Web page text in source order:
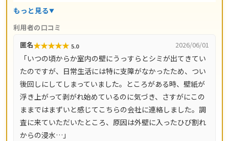
社職人による直接施工のため中間マージンがかかりませ
葺き替え9,800円〜/㎡など工事別の料金目安を公開し、施
工後は10年間の工事保証付き。ドローン調査を含む現地調
査・お見積り・出張費は無料です。全国14都道府県対応
で、LINE・メールは24時間受付、最短即日で駆けつけま
す。
もっと見る
利用者の口コミ
匿名★★★★★ 5.0 2026/06/01
「いつの頃からか室内の壁にうっすらとシミが出てきてい
たのですが、日常生活には特に支障がなかったため、つい
後回しにしてしまっていました。ところがある時、壁紙が
浮き上がって剥がれ始めているのに気づき、さすがにこの
ままではまずいと感じてこちらの会社に連絡しました。調
査に来ていただいたところ、原因は外壁に入ったひび割れ
からの浸水…」